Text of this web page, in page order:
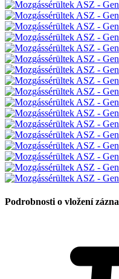
Podrobnosti o vložení